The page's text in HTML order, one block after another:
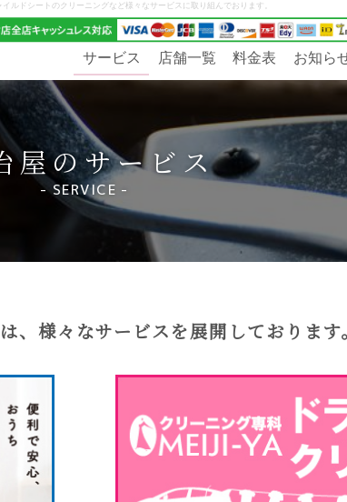
ドシートのクリーニングなど様々なサービスに取り組んでおります。
サービス 店舗一覧 料金表 お知ら
屋のサービス
SERVICE
、様々なサービスを展開しております。